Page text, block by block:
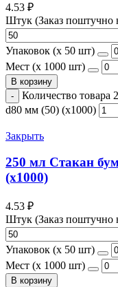
4.53 ₽
Штук (Заказ поштучно
Упаковок (x 50 шт)
Мест (x 1000 шт)
В корзину
Количество
d80 мм (50) (х1000)
Закрыть
250 мл Стакан
(х1000)
4.53 ₽
Штук (Заказ поштучно
Упаковок (x 50 шт)
Мест (x 1000 шт)
В корзину